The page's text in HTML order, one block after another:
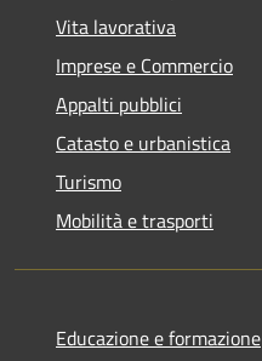
Vita lavorativa
Imprese e Commercio
Appalti pubblici
Catasto e urbanistica
Turismo
Mobilità e trasporti
Educazione e formazione